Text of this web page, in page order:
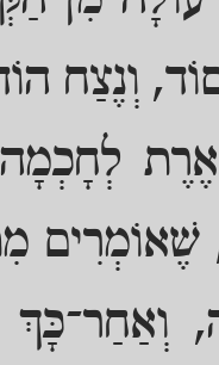
וְנֶצַח
שֶׁאוֹמְרִים